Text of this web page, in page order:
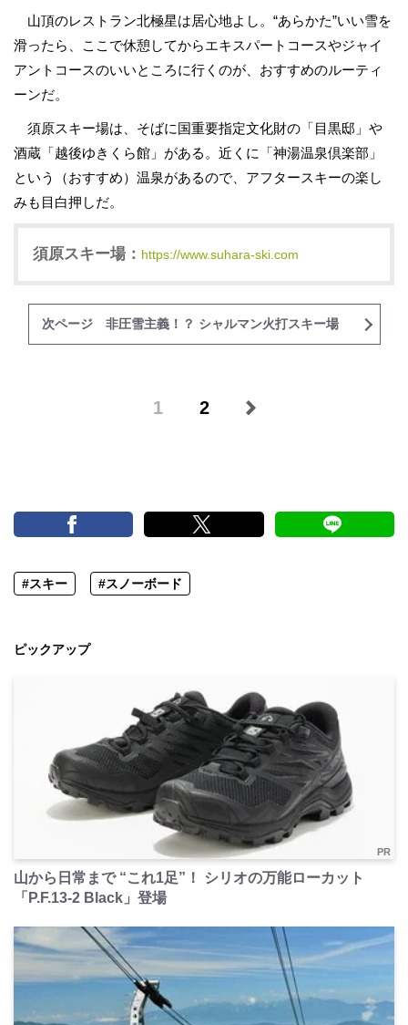
山頂のレストラン北極星は居心地よし。“あらかた”いい雪を
滑ったら、ここで休憩してからエキスパートコースやジャイ
アントコースのいいところに行くのが、おすすめのルーティ
ーンだ。
須原スキー場は、そばに国重要指定文化財の「目黒邸」や
酒蔵「越後ゆきくら館」がある。近くに「神湯温泉倶楽部」
という（おすすめ）温泉があるので、アフタースキーの楽し
みも目白押しだ。
須原スキー場： https://www.suhara-ski.com
次ページ 非圧雪主義！？ シャルマン火打スキー場
1 2
#スキー #スノーボード
ピックアップ
PR
山から日常まで “これ1足”！ シリオの万能ローカット
「P.F.13-2 Black」登場